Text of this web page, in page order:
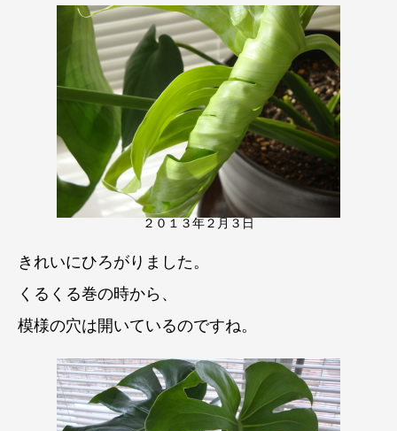
２０１３年２月３日
きれいにひろがりました。
くるくる巻の時から、
模様の穴は開いているのですね。